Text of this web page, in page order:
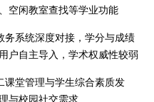
空闲教室查找等学业功能
系统深度对接，学分与成绩
户自主导入，学术权威性较弱
堂管理与学生综合素质发
与校园社交需求